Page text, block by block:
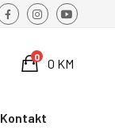
0 KM
0
Kontakt